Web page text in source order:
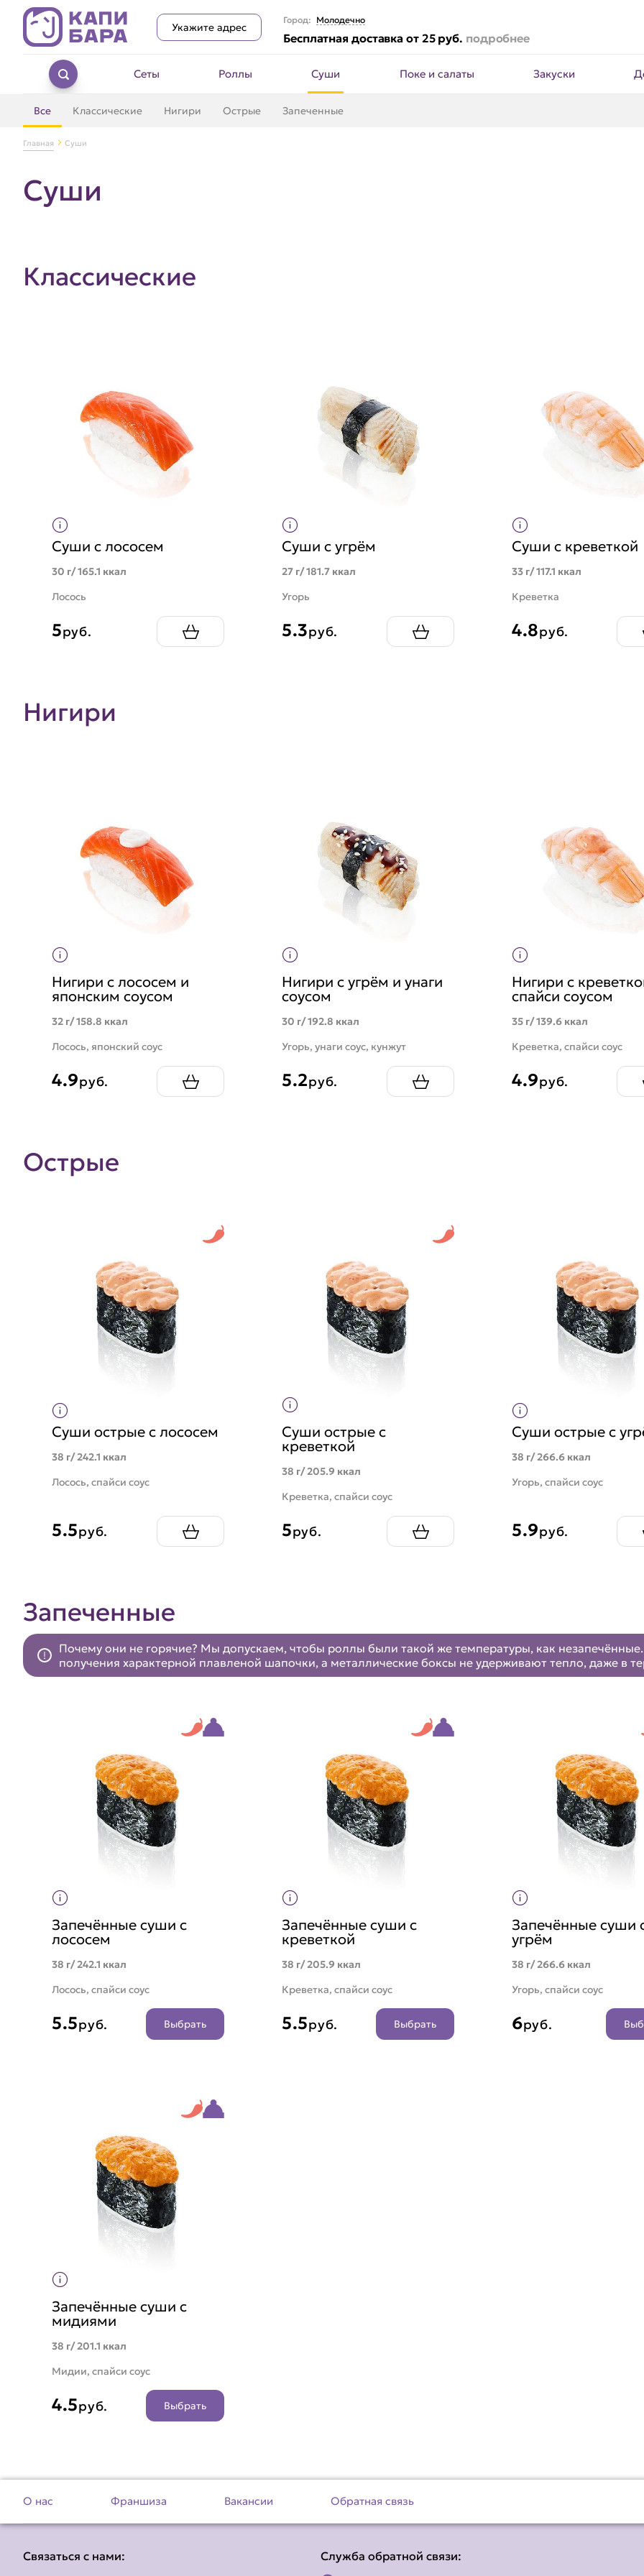
Укажите адрес
Город: Молодечно
Бесплатная доставка от 25 руб. подробнее
Сеты Роллы Суши Поке и салаты Закуски
Все Классические Нигири Острые Запеченные
Главная Суши
Суши
Классические
Суши с лососем
30 г/ 165.1 ккал
Лосось
5руб.
Суши с угрём
27 г/ 181.7 ккал
Угорь
5.3руб.
Суши с креветкой
33 г/ 117.1 ккал
Креветка
4.8руб.
Нигири
Нигири с лососем и
японским соусом
32 г/ 158.8 ккал
Лосось, японский соус
4.9руб.
Нигири с угрём и унаги
соусом
30 г/ 192.8 ккал
Угорь, унаги соус, кунжут
5.2руб.
Нигири с
спайси соусом
35 г/ 139.6 ккал
Креветка, спайси соус
4.9руб.
Острые
Суши острые с лососем
38 г/ 242.1 ккал
Лосось, спайси соус
5.5руб.
Суши острые с
креветкой
38 г/ 205.9 ккал
Креветка, спайси соус
5руб.
Суши острые с
38 г/ 266.6 ккал
Угорь, спайси соус
5.9руб.
Запеченные
Почему они не горячие? Мы допускаем, чтобы роллы были такой же температуры, как незапечённые.
получения характерной плавленой шапочки, а металлические боксы не удерживают тепло, даже в
Запечённые суши с
лососем
38 г/ 242.1 ккал
Лосось, спайси соус
5.5руб. Выбрать
Запечённые суши с
креветкой
38 г/ 205.9 ккал
Креветка, спайси соус
5.5руб. Выбрать
Запечённые суши
угрём
38 г/ 266.6 ккал
Угорь, спайси соус
6руб.
Запечённые суши с
мидиями
38 г/ 201.1 ккал
Мидии, спайси соус
4.5руб. Выбрать
О нас Франшиза Вакансии Обратная связь
Связаться с нами:
Служба обратной связи: